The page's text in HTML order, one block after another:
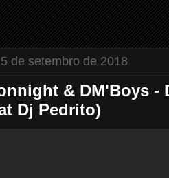
de setembro de 2018
& DM'Boys -
Dj Pedrito)